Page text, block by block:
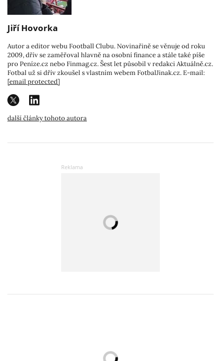
Jiří Hovorka
Autor a editor webu Football Clubu. Novinařině se věnuje od roku
2009, dřív se zaměřoval hlavně na osobní finance a stále také píše
pro Peníze.cz nebo Finmag.cz. Šest let působil v redakci Aktuálně.cz.
Fotbal už si dřív zkoušel s vlastním webem FotbalJinak.cz. E-mail:
[email protected]
další články tohoto autora